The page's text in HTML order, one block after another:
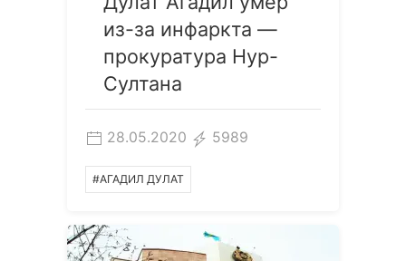
из-за инфаркта —
прокуратура Нур-
Султана
28.05.2020 5989
#АГАДИЛ ДУЛАТ